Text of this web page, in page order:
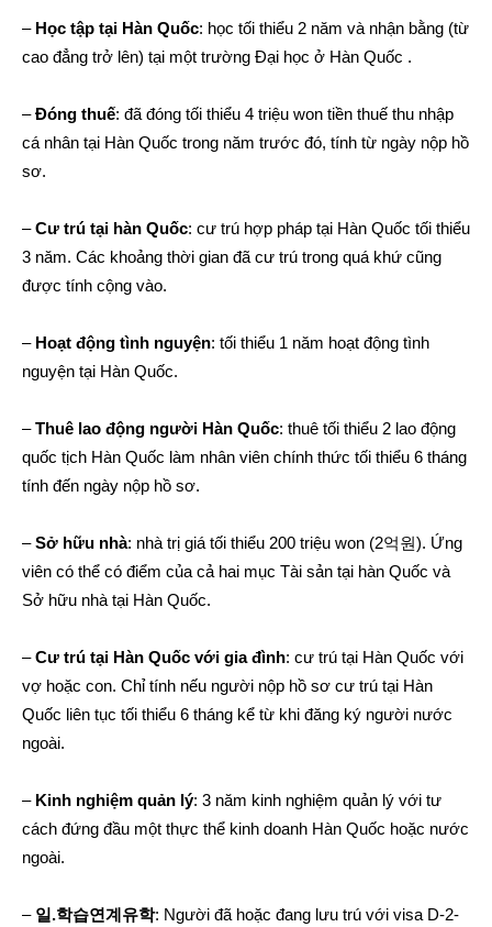
– Học tập tại Hàn Quốc: học tối thiểu 2 năm và nhận bằng (từ
cao đẳng trở lên) tại một trường Đại học ở Hàn Quốc .
–Đóng thuế: đã đóng tối thiểu 4 triệu won tiền thuế thu nhập
cá nhân tại Hàn Quốc trong năm trước đó, tính từ ngày nộp hồ
sơ.
–Cư trú tại hàn Quốc: cư trú hợp pháp tại Hàn Quốc tối thiểu
3 năm. Các khoảng thời gian đã cư trú trong quá khứ cũng
được tính cộng vào.
– Hoạt động tình nguyện: tối thiểu 1 năm hoạt động tình
nguyện tại Hàn Quốc.
–Thuê lao động người Hàn Quốc: thuê tối thiểu 2 lao động
quốc tịch Hàn Quốc làm nhân viên chính thức tối thiểu 6 tháng
tính đến ngày nộp hồ sơ.
–Sở hữu nhà: nhà trị giá tối thiểu 200 triệu won (2억원). Ứng
viên có thể có điểm của cả hai mục Tài sản tại hàn Quốc và
Sở hữu nhà tại Hàn Quốc.
–Cư trú tại Hàn Quốc với gia đình: cư trú tại Hàn Quốc với
vợ hoặc con. Chỉ tính nếu người nộp hồ sơ cư trú tại Hàn
Quốc liên tục tối thiểu 6 tháng kể từ khi đăng ký người nước
ngoài.
– Kinh nghiệm quản lý: 3 năm kinh nghiệm quản lý với tư
cách đứng đầu một thực thể kinh doanh Hàn Quốc hoặc nước
ngoài.
– 일.학습연계유학: Người đã hoặc đang lưu trú với visa D-2-